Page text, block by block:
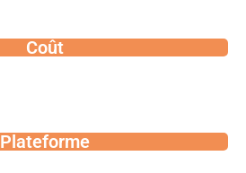
Coût
Plateforme